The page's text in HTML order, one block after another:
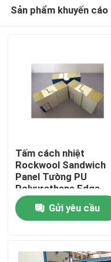
Trang chủ
Các sản phẩm
Về chúng tôi
Sản phẩm khuyến cáo
Tấm cách nhiệt
Rockwool Sandwich
Panel Tường PU
Polyurethane Edge
Gửi yêu cầu